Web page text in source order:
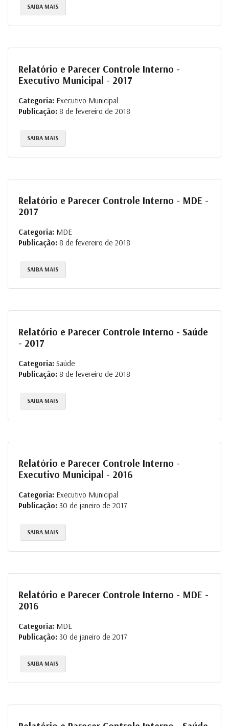
SAIBA MAIS
Relatório e Parecer Controle Interno -
Executivo Municipal - 2017
Categoria: Executivo Municipal
Publicação: 8 de fevereiro de 2018
SAIBA MAIS
Relatório e Parecer Controle Interno - MDE -
2017
Categoria: MDE
Publicação: 8 de fevereiro de 2018
SAIBA MAIS
Relatório e Parecer Controle Interno - Saúde
- 2017
Categoria: Saúde
Publicação: 8 de fevereiro de 2018
SAIBA MAIS
Relatório e Parecer Controle Interno -
Executivo Municipal - 2016
Categoria: Executivo Municipal
Publicação: 30 de janeiro de 2017
SAIBA MAIS
Relatório e Parecer Controle Interno - MDE -
2016
Categoria: MDE
Publicação: 30 de janeiro de 2017
SAIBA MAIS